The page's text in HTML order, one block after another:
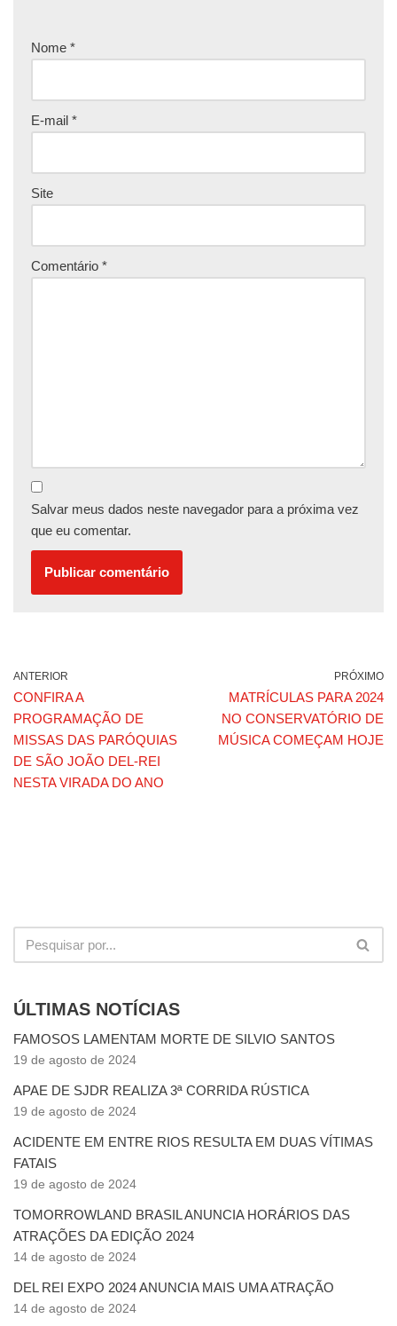
Nome *
E-mail *
Site
Comentário *
Salvar meus dados neste navegador para a próxima vez
que eu comentar.
ANTERIOR
CONFIRA A
PROGRAMAÇÃO DE
MISSAS DAS PARÓQUIAS
DE SÃO JOÃO DEL-REI
NESTA VIRADA DO ANO
PRÓXIMO
MATRÍCULAS PARA 2024
NO CONSERVATÓRIO DE
MÚSICA COMEÇAM HOJE
ÚLTIMAS NOTÍCIAS
FAMOSOS LAMENTAM MORTE DE SILVIO SANTOS
19 de agosto de 2024
APAE DE SJDR REALIZA 3ª CORRIDA RÚSTICA
19 de agosto de 2024
ACIDENTE EM ENTRE RIOS RESULTA EM DUAS VÍTIMAS
FATAIS
19 de agosto de 2024
TOMORROWLAND BRASIL ANUNCIA HORÁRIOS DAS
ATRAÇÕES DA EDIÇÃO 2024
14 de agosto de 2024
DEL REI EXPO 2024 ANUNCIA MAIS UMA ATRAÇÃO
14 de agosto de 2024